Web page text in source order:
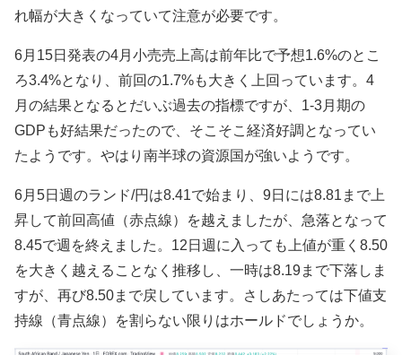
れ幅が大きくなっていて注意が必要です。
6月15日発表の4月小売売上高は前年比で予想1.6%のとこ
ろ3.4%となり、前回の1.7%も大きく上回っています。4
月の結果となるとだいぶ過去の指標ですが、1-3月期の
GDPも好結果だったので、そこそこ経済好調となってい
たようです。やはり南半球の資源国が強いようです。
6月5日週のランド/円は8.41で始まり、9日には8.81まで上
昇して前回高値（赤点線）を越えましたが、急落となって
8.45で週を終えました。12日週に入っても上値が重く8.50
を大きく越えることなく推移し、一時は8.19まで下落しま
すが、再び8.50まで戻しています。さしあたっては下値支
持線（青点線）を割らない限りはホールドでしょうか。